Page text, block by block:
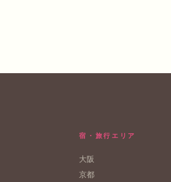
宿・旅行エリア
大阪
京都